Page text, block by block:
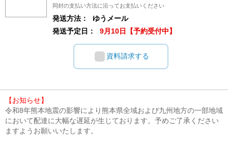
同封の支払い方法に沿ってお支払いください
発送方法：
ゆうメール
発送予定日：
9月10日【予約受付中】
資料請求する
【お知らせ】
令和8年熊本地震の影響により熊本県全域および九州地方の一部地域
において配達に大幅な遅延が生じております。予めご了承ください
ますようお願いいたします。